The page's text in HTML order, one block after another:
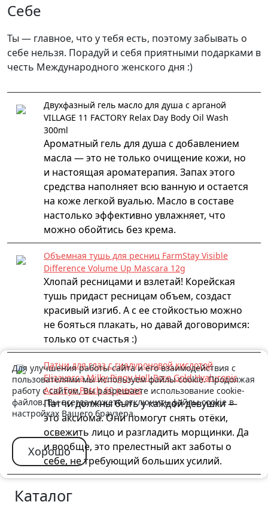
Себе
Ты — главное, что у тебя есть, поэтому забывать о
себе нельзя. Порадуй и себя приятными подарками в
честь Международного женского дня :)
Двухфазный гель масло для душа с арганой
VILLAGE 11 FACTORY Relax Day Body Oil Wash
300ml
Ароматный гель для душа с добавлением
масла — это не только очищение кожи, но
и настоящая ароматерапия. Запах этого
средства наполняет всю ванную и остается
на коже легкой вуалью. Масло в составе
настолько эффективно увлажняет, что
можно обойтись без крема.
Объемная тушь для ресниц FarmStay Visible
Difference Volume Up Mascara 12g
Хлопай ресницами и взлетай! Корейская
тушь придаст ресницам объем, создаст
красивый изгиб. А с ее стойкостью можно
не бояться плакать, но давай договоримся:
только от счастья :)
Патчи для глаз с гиалуроновой кислотой
Elizavecca Milky Piggy Hell-Pore Gold Hyaluronic
Acid Eye Patch 60 pieces
Патчи должны быть у каждой девушки —
это аксиома. Они помогут снять отёки,
освежить лицо и разгладить морщинки. Да
и вообще, это прелестный акт заботы о
себе, не требующий больших усилий.
Каталог
Для улучшения работы сайта и его взаимодействия с
пользователями мы используем файлы cookie. Продолжая
работу с сайтом, Вы разрешаете использование cookie-
файлов. Вы всегда можете отключить файлы cookie в
настройках Вашего браузера.
Хорошо